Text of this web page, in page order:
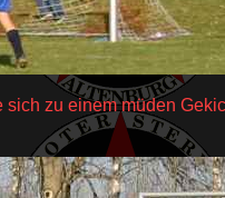
zu einem müden